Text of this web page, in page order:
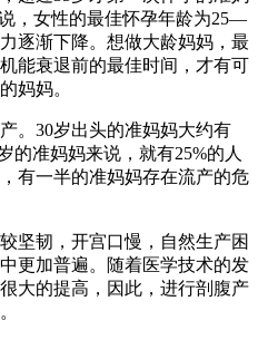
，女性的最佳怀孕年龄为25—
逐渐下降。想做大龄妈妈，最
能衰退前的最佳时间，才有可
妈妈。
。30岁出头的准妈妈大约有
的准妈妈来说，就有25%的人
有一半的准妈妈存在流产的危
坚韧，开宫口慢，自然生产困
更加普遍。随着医学技术的发
大的提高，因此，进行剖腹产